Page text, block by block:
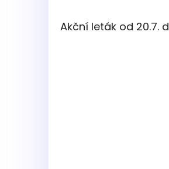
Akční leták od 20.7.